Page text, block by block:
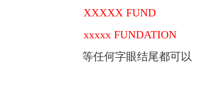
XXXXX FUND
xxxxx FUNDATION
等任何字眼结尾都可以